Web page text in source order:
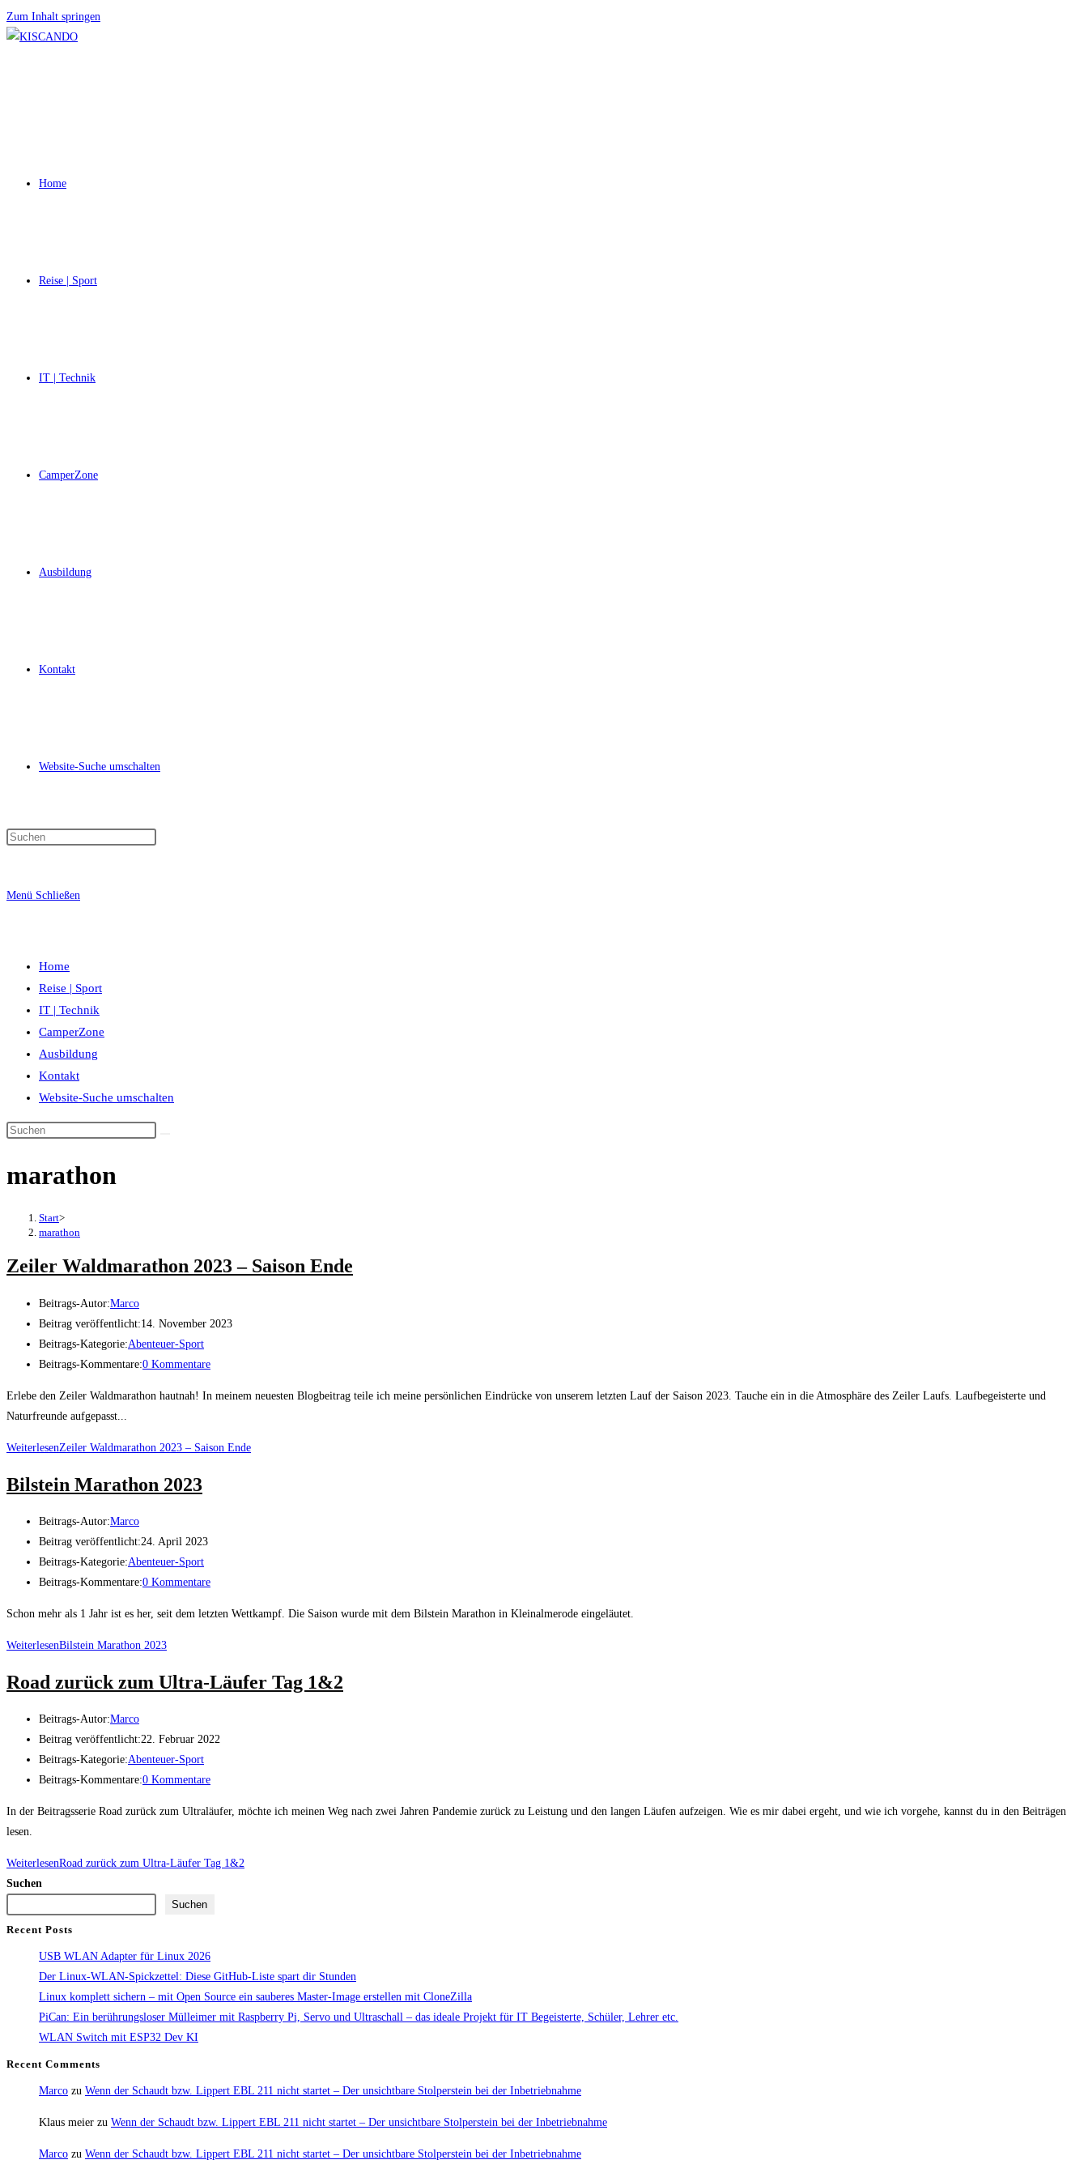
Zum Inhalt springen
Home
Reise | Sport
IT | Technik
CamperZone
Ausbildung
Kontakt
Website-Suche umschalten
Menü Schließen
Home
Reise | Sport
IT | Technik
CamperZone
Ausbildung
Kontakt
Website-Suche umschalten
marathon
Start>
marathon
Zeiler Waldmarathon 2023 – Saison Ende
Beitrags-Autor:Marco
Beitrag veröffentlicht:14. November 2023
Beitrags-Kategorie:Abenteuer-Sport
Beitrags-Kommentare:0 Kommentare
Erlebe den Zeiler Waldmarathon hautnah! In meinem neuesten Blogbeitrag teile ich meine persönlichen Eindrücke von unserem letzten Lauf der Saison 2023. Tauche ein in die Atmosphäre des Zeiler Laufs. Laufbegeisterte und
Naturfreunde aufgepasst...
WeiterlesenZeiler Waldmarathon 2023 – Saison Ende
Bilstein Marathon 2023
Beitrags-Autor:Marco
Beitrag veröffentlicht:24. April 2023
Beitrags-Kategorie:Abenteuer-Sport
Beitrags-Kommentare:0 Kommentare
Schon mehr als 1 Jahr ist es her, seit dem letzten Wettkampf. Die Saison wurde mit dem Bilstein Marathon in Kleinalmerode eingeläutet.
WeiterlesenBilstein Marathon 2023
Road zurück zum Ultra-Läufer Tag 1&2
Beitrags-Autor:Marco
Beitrag veröffentlicht:22. Februar 2022
Beitrags-Kategorie:Abenteuer-Sport
Beitrags-Kommentare:0 Kommentare
In der Beitragsserie Road zurück zum Ultraläufer, möchte ich meinen Weg nach zwei Jahren Pandemie zurück zu Leistung und den langen Läufen aufzeigen. Wie es mir dabei ergeht, und wie ich vorgehe, kannst du in den Beiträgen
lesen.
WeiterlesenRoad zurück zum Ultra-Läufer Tag 1&2
Suchen
Suchen
Recent Posts
USB WLAN Adapter für Linux 2026
Der Linux-WLAN-Spickzettel: Diese GitHub-Liste spart dir Stunden
Linux komplett sichern – mit Open Source ein sauberes Master-Image erstellen mit CloneZilla
PiCan: Ein berührungsloser Mülleimer mit Raspberry Pi, Servo und Ultraschall – das ideale Projekt für IT Begeisterte, Schüler, Lehrer etc.
WLAN Switch mit ESP32 Dev KI
Recent Comments
Marco zu Wenn der Schaudt bzw. Lippert EBL 211 nicht startet – Der unsichtbare Stolperstein bei der Inbetriebnahme
Klaus meier zu Wenn der Schaudt bzw. Lippert EBL 211 nicht startet – Der unsichtbare Stolperstein bei der Inbetriebnahme
Marco zu Wenn der Schaudt bzw. Lippert EBL 211 nicht startet – Der unsichtbare Stolperstein bei der Inbetriebnahme